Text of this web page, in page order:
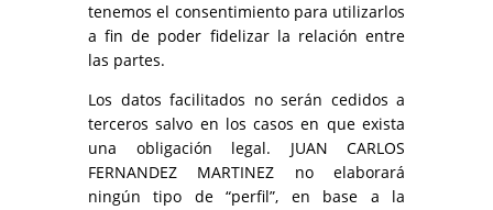
tenemos el consentimiento para utilizarlos
a fin de poder fidelizar la relación entre
las partes.
Los datos facilitados no serán cedidos a
terceros salvo en los casos en que exista
una obligación legal. JUAN CARLOS
FERNANDEZ MARTINEZ no elaborará
ningún tipo de “perfil”, en base a la